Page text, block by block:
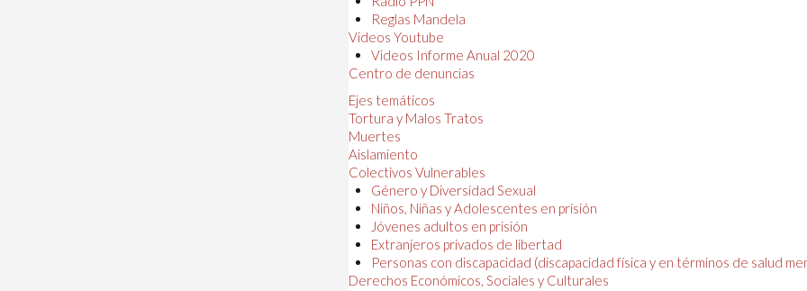
Reglas Mandela
Videos Youtube
Videos Informe Anual 2020
Centro de denuncias
Ejes temáticos
Tortura y Malos Tratos
Muertes
Aislamiento
Colectivos Vulnerables
Género y Diversidad Sexual
Niños, Niñas y Adolescentes en prisión
Jóvenes adultos en prisión
Extranjeros privados de libertad
Personas con discapacidad (discapacidad física y en términos de salud
Derechos Económicos, Sociales y Culturales